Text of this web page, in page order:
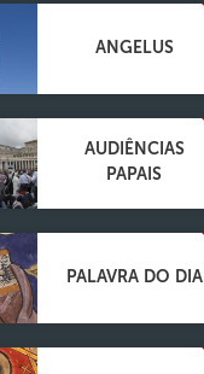
ANGELUS
AUDIÊNCIAS
PAPAIS
PALAVRA DO DIA